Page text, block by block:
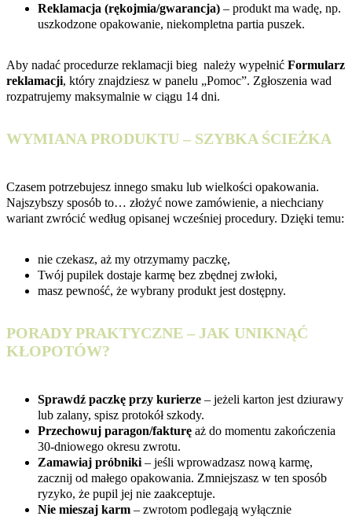
Reklamacja (rękojmia/gwarancja) – produkt ma wadę, np.
uszkodzone opakowanie, niekompletna partia puszek.
Aby nadać procedurze reklamacji bieg należy wypełnić Formularz
reklamacji, który znajdziesz w panelu „Pomoc”. Zgłoszenia wad
rozpatrujemy maksymalnie w ciągu 14 dni.
WYMIANA PRODUKTU – SZYBKA ŚCIEŻKA
Czasem potrzebujesz innego smaku lub wielkości opakowania.
Najszybszy sposób to… złożyć nowe zamówienie, a niechciany
wariant zwrócić według opisanej wcześniej procedury. Dzięki temu:
nie czekasz, aż my otrzymamy paczkę,
Twój pupilek dostaje karmę bez zbędnej zwłoki,
masz pewność, że wybrany produkt jest dostępny.
PORADY PRAKTYCZNE – JAK UNIKNĄĆ
KŁOPOTÓW?
Sprawdź paczkę przy kurierze – jeżeli karton jest dziurawy
lub zalany, spisz protokół szkody.
Przechowuj paragon/fakturę aż do momentu zakończenia
30‑dniowego okresu zwrotu.
Zamawiaj próbniki – jeśli wprowadzasz nową karmę,
zacznij od małego opakowania. Zmniejszasz w ten sposób
ryzyko, że pupil jej nie zaakceptuje.
Nie mieszaj karm – zwrotom podlegają wyłącznie